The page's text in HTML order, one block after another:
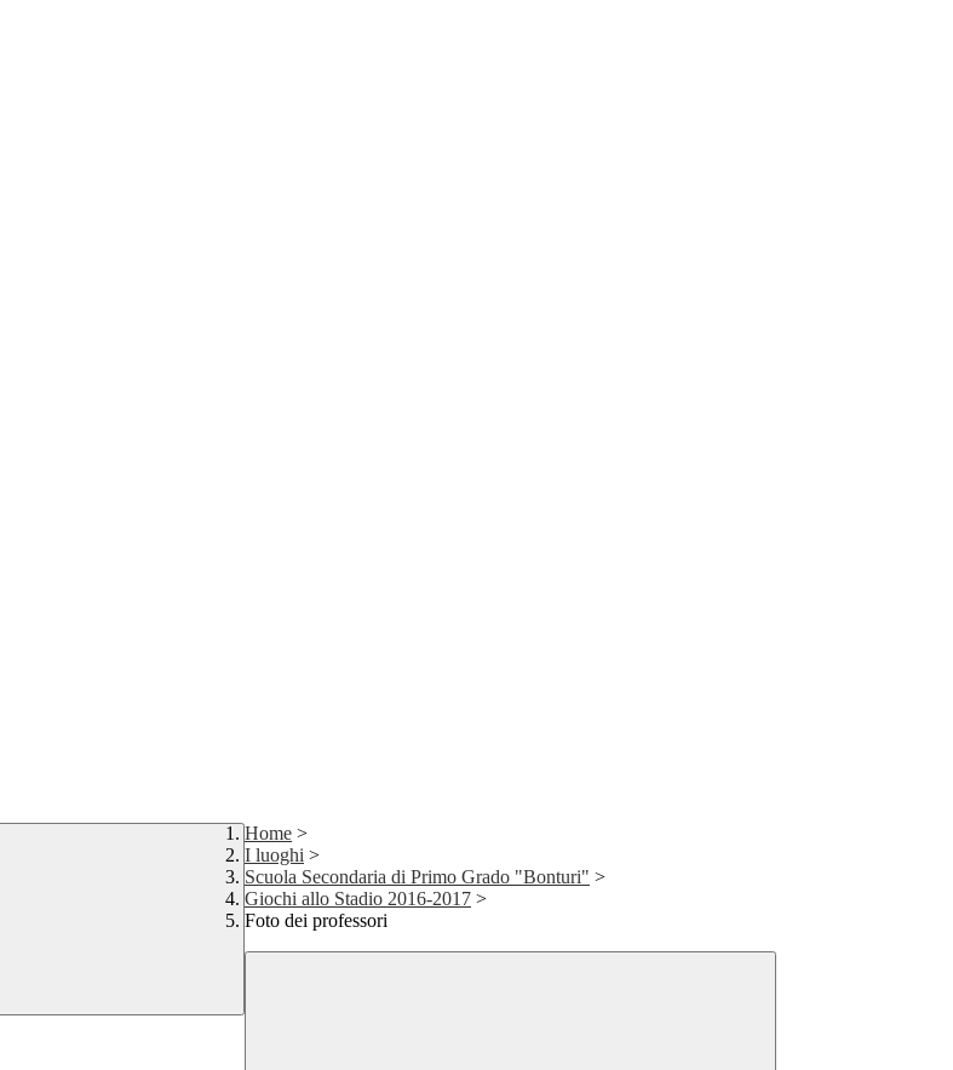
Home >
I luoghi >
Scuola Secondaria di Primo Grado "Bonturi" >
Giochi allo Stadio 2016-2017 >
Foto dei professori